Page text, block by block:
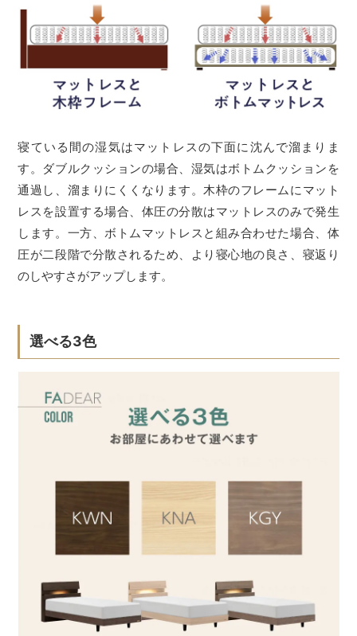
寝ている間の湿気はマットレスの下面に沈んで溜まりま
す。ダブルクッションの場合、湿気はボトムクッションを
通過し、溜まりにくくなります。木枠のフレームにマット
レスを設置する場合、体圧の分散はマットレスのみで発生
します。一方、ボトムマットレスと組み合わせた場合、体
圧が二段階で分散されるため、より寝心地の良さ、寝返り
のしやすさがアップします。
選べる3色